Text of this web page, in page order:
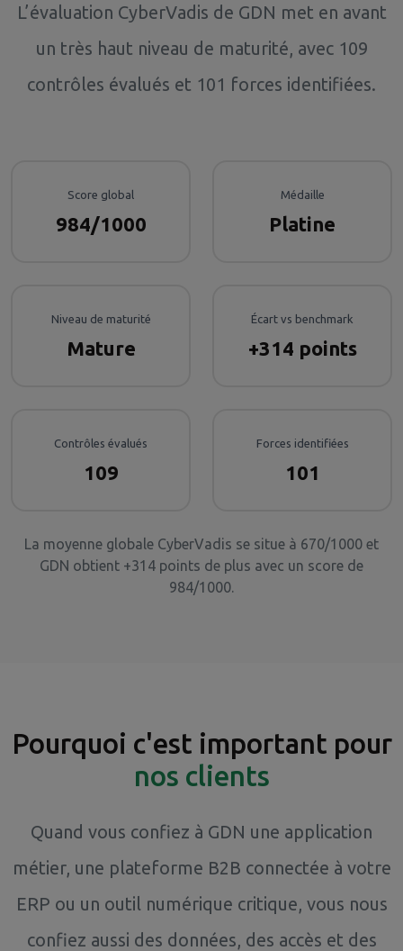
L’évaluation CyberVadis de GDN met en avant
un très haut niveau de maturité, avec 109
contrôles évalués et 101 forces identifiées.
Score global
984/1000
Médaille
Platine
Niveau de maturité
Mature
Écart vs benchmark
+314 points
Contrôles évalués
109
Forces identifiées
101
La moyenne globale CyberVadis se situe à 670/1000 et
GDN obtient +314 points de plus avec un score de
984/1000.
Pourquoi c'est important pour
nos clients
Quand vous confiez à GDN une application
métier, une plateforme B2B connectée à votre
ERP ou un outil numérique critique, vous nous
confiez aussi des données, des accès et des